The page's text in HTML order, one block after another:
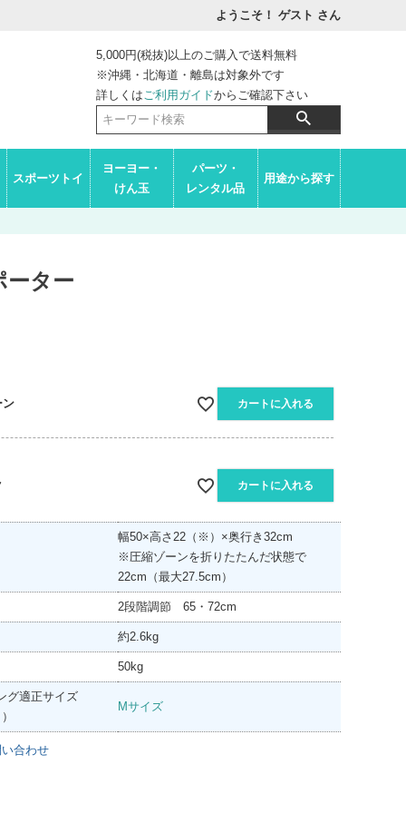
ようこそ！ ゲスト さん
5,000円(税抜)以上のご購入で送料無料
※沖縄・北海道・離島は対象外です
詳しくはご利用ガイドからご確認下さい
スポーツトイ
ヨーヨー・
けん玉
パーツ・
レンタル品
用途から探す
ーター
ン カートに入れる
カートに入れる
幅50×高さ22（※）×奥行き32cm
※圧縮ゾーンを折りたたんだ状態で
22cm（最大27.5cm）
2段階調節 65・72cm
約2.6kg
50kg
グ適正サイズ
Mサイズ
合わせ